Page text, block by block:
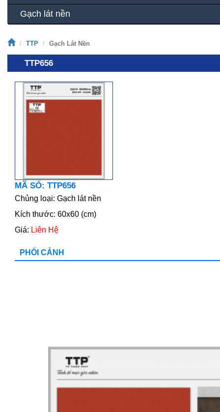
Gạch lát nền
TTP Gạch Lát Nền
TTP656
MÃ SỐ: TTP656
Chủng loại: Gạch lát nền
Kích thước: 60x60 (cm)
Giá: Liên Hệ
PHỐI CẢNH